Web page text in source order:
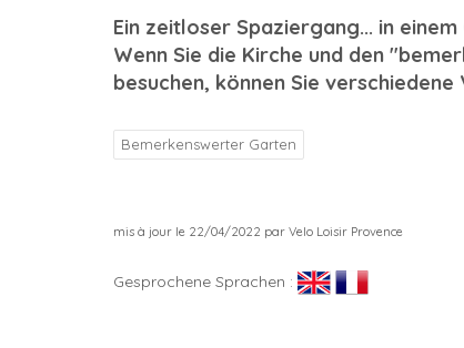
Ein zeitloser Spaziergang... in
Wenn Sie die Kirche und den
besuchen, können Sie
Bemerkenswerter Garten
mis à jour le 22/04/2022 par Velo Loisir Provence
Gesprochene Sprachen :